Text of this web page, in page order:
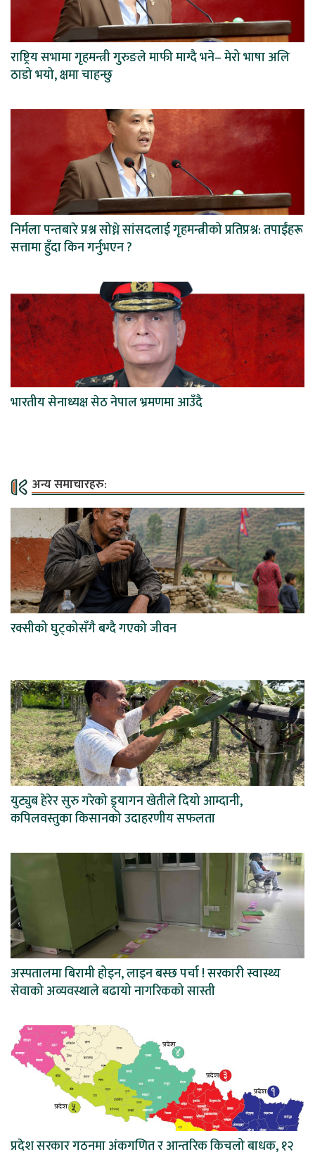
राष्ट्रिय सभामा गृहमन्त्री गुरुङले माफी माग्दै भने– मेरो भाषा अलि
ठाडो भयो, क्षमा चाहन्छु
निर्मला पन्तबारे प्रश्न सोध्ने सांसदलाई गृहमन्त्रीको प्रतिप्रश्न: तपाईंहरू
सत्तामा हुँदा किन गर्नुभएन ?
भारतीय सेनाध्यक्ष सेठ नेपाल भ्रमणमा आउँदै
अन्य समाचारहरु:
रक्सीको घुट्कोसँगै बग्दै गएको जीवन
युट्युब हेरेर सुरु गरेको ड्र्यागन खेतीले दियो आम्दानी,
कपिलवस्तुका किसानको उदाहरणीय सफलता
अस्पतालमा बिरामी होइन, लाइन बस्छ पर्चा ! सरकारी स्वास्थ्य
सेवाको अव्यवस्थाले बढायो नागरिकको सास्ती
प्रदेश सरकार गठनमा अंकगणित र आन्तरिक किचलो बाधक, १२